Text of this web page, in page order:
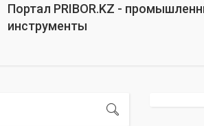
Портал PRIBOR.KZ -
инструменты